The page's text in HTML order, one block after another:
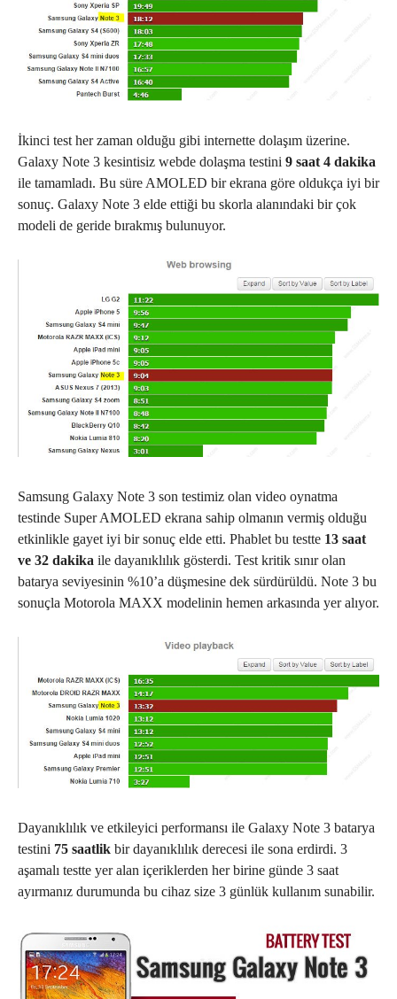
İkinci test her zaman olduğu gibi internette dolaşım üzerine.
Galaxy Note 3 kesintisiz webde dolaşma testini 9 saat 4 dakika
ile tamamladı. Bu süre AMOLED bir ekrana göre oldukça iyi bir
sonuç. Galaxy Note 3 elde ettiği bu skorla alanındaki bir çok
modeli de geride bırakmış bulunuyor.
Samsung Galaxy Note 3 son testimiz olan video oynatma
testinde Super AMOLED ekrana sahip olmanın vermiş olduğu
etkinlikle gayet iyi bir sonuç elde etti. Phablet bu testte 13 saat
ve 32 dakika ile dayanıklılık gösterdi. Test kritik sınır olan
batarya seviyesinin %10’a düşmesine dek sürdürüldü. Note 3 bu
sonuçla Motorola MAXX modelinin hemen arkasında yer alıyor.
Dayanıklılık ve etkileyici performansı ile Galaxy Note 3 batarya
testini 75 saatlik bir dayanıklılık derecesi ile sona erdirdi. 3
aşamalı testte yer alan içeriklerden her birine günde 3 saat
ayırmanız durumunda bu cihaz size 3 günlük kullanım sunabilir.